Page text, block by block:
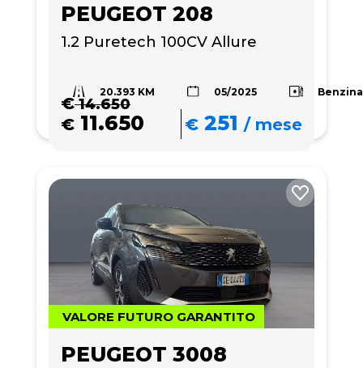
PEUGEOT 208
1.2 Puretech 100CV Allure
20.393 KM 05/2025 Benzina
€14.650
€ 11.650 € 251 /mese
VALORE FUTURO GARANTITO
PEUGEOT 3008